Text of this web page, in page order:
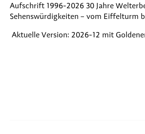
Aufschrift 1996-2026 30 Jahre
Sehenswürdigkeiten – vom Eiffelturm
Aktuelle Version: 2026-12 mit